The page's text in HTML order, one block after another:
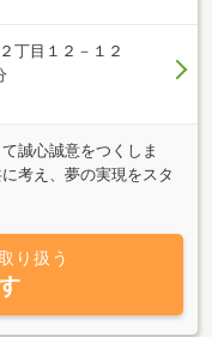
丁目１２－１２
誠心誠意をつくしま
考え、夢の実現をスタ
理の事なら当社へお任
り扱う